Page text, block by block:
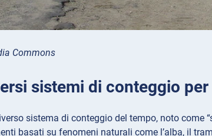
Commons
sistemi di conteggio
sistema di conteggio del tempo, noto come
basati su fenomeni naturali come l’alba, il